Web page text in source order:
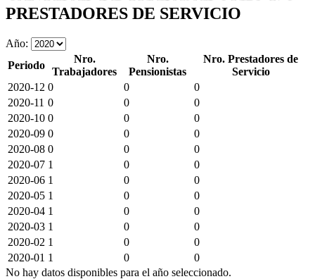
PRESTADORES DE SERVICIO
Año:
Periodo
Nro.
Trabajadores
Nro.
Pensionistas
Nro. Prestadores de
Servicio
2020-12 0 0
0
2020-11 0 0
0
2020-10 0 0
0
2020-09 0 0
0
2020-08 0 0
0
2020-07 1 0
0
2020-06 1 0
0
2020-05 1 0
0
2020-04 1 0
0
2020-03 1 0
0
2020-02 1 0
0
2020-01 1 0
0
No hay datos disponibles para el año seleccionado.